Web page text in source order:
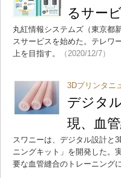
るサー
丸紅情報システムズ（東京都
スサービスを始めた。テレワ
上を目指す。
（2020/12/7）
3Dプリンタニ
デジタ
現、血
スワニーは、デジタル設計と
ニングキット」を開発した。
要な血管縫合のトレーニング